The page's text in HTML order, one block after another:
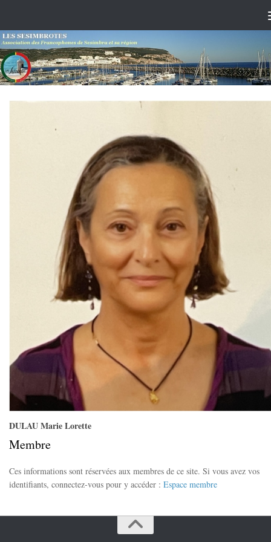
DULAU Marie Lorette
Membre
Ces informations sont réservées aux membres de ce site. Si vous avez vos
identifiants, connectez-vous pour y accéder : Espace membre